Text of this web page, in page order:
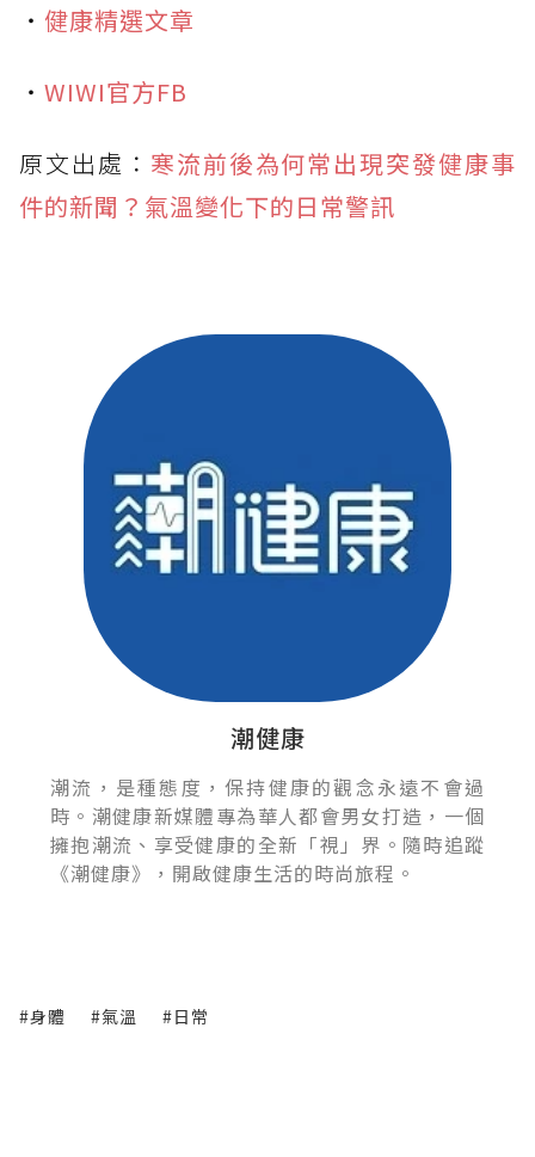
・ 健康精選文章
・ WIWI官方FB
原文出處： 寒流前後為何常出現突發健康事
件的新聞？氣溫變化下的日常警訊
潮健康
潮流，是種態度，保持健康的觀念永遠不會過
時。潮健康新媒體專為華人都會男女打造，一個
擁抱潮流、享受健康的全新「視」界。隨時追蹤
《潮健康》，開啟健康生活的時尚旅程。
#身體 #氣溫 #日常